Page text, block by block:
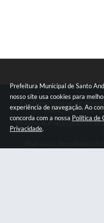
Prefeitura Municipal de Santo
nosso site usa cookies para
experiência de navegação. Ao
concorda com a nossa Política de
Privacidade.
Telefone: Central de
PABX: 4433-0111
Endereço: Praça Quarto
Dias úteis, Atendimento